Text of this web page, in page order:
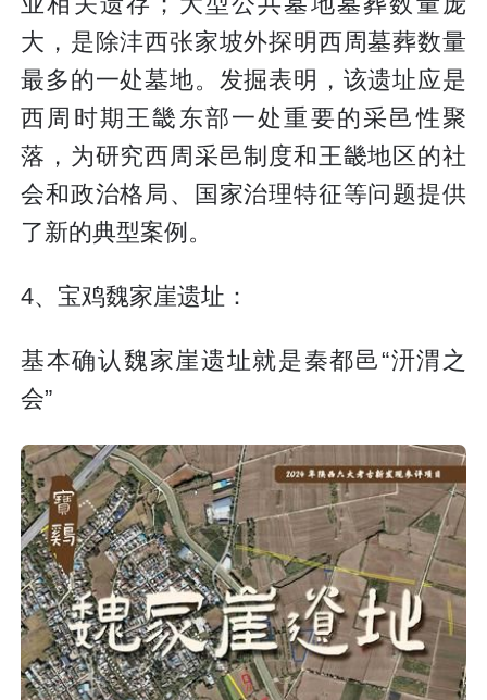
大，是除沣西张家坡外探明西周墓葬数量
最多的一处墓地。发掘表明，该遗址应是
西周时期王畿东部一处重要的采邑性聚
落，为研究西周采邑制度和王畿地区的社
会和政治格局、国家治理特征等问题提供
了新的典型案例。
4、宝鸡魏家崖遗址：
基本确认魏家崖遗址就是秦都邑“汧渭之
会”